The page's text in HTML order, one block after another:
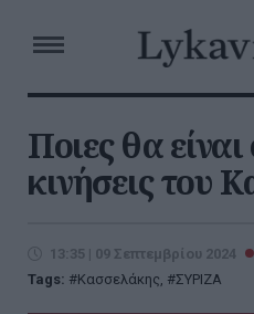
Ποιες θα είναι
κινήσεις του
13:35 | 09 Σεπτεμβρίου 2024
Tags:
Κασσελάκης, ΣΥΡΙΖΑ